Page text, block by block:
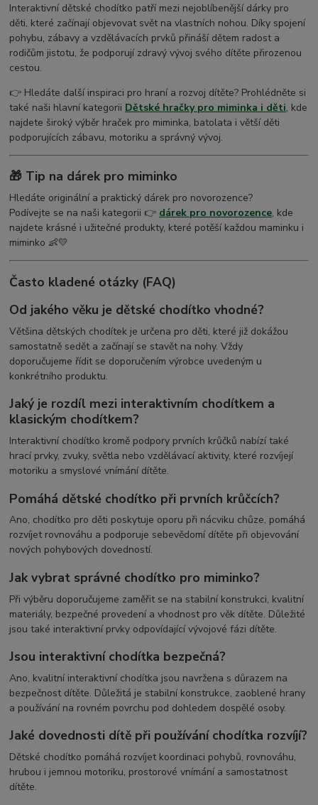
Interaktivní dětské chodítko patří mezi nejoblíbenější dárky pro
děti, které začínají objevovat svět na vlastních nohou. Díky spojení
pohybu, zábavy a vzdělávacích prvků přináší dětem radost a
rodičům jistotu, že podporují zdravý vývoj svého dítěte přirozenou
cestou.
👉 Hledáte další inspiraci pro hraní a rozvoj dítěte? Prohlédněte si
také naši hlavní kategorii Dětské hračky pro miminka i děti, kde
najdete široký výběr hraček pro miminka, batolata i větší děti
podporujících zábavu, motoriku a správný vývoj.
🎁 Tip na dárek pro miminko
Hledáte originální a praktický dárek pro novorozence?
Podívejte se na naši kategorii 👉 dárek pro novorozence, kde
najdete krásné i užitečné produkty, které potěší každou maminku i
miminko 👶💛
Často kladené otázky (FAQ)
Od jakého věku je dětské chodítko vhodné?
Většina dětských chodítek je určena pro děti, které již dokážou
samostatně sedět a začínají se stavět na nohy. Vždy
doporučujeme řídit se doporučením výrobce uvedeným u
konkrétního produktu.
Jaký je rozdíl mezi interaktivním chodítkem a
klasickým chodítkem?
Interaktivní chodítko kromě podpory prvních krůčků nabízí také
hrací prvky, zvuky, světla nebo vzdělávací aktivity, které rozvíjejí
motoriku a smyslové vnímání dítěte.
Pomáhá dětské chodítko při prvních krůčcích?
Ano, chodítko pro děti poskytuje oporu při nácviku chůze, pomáhá
rozvíjet rovnováhu a podporuje sebevědomí dítěte při objevování
nových pohybových dovedností.
Jak vybrat správné chodítko pro miminko?
Při výběru doporučujeme zaměřit se na stabilní konstrukci, kvalitní
materiály, bezpečné provedení a vhodnost pro věk dítěte. Důležité
jsou také interaktivní prvky odpovídající vývojové fázi dítěte.
Jsou interaktivní chodítka bezpečná?
Ano, kvalitní interaktivní chodítka jsou navržena s důrazem na
bezpečnost dítěte. Důležitá je stabilní konstrukce, zaoblené hrany
a používání na rovném povrchu pod dohledem dospělé osoby.
Jaké dovednosti dítě při používání chodítka rozvíjí?
Dětské chodítko pomáhá rozvíjet koordinaci pohybů, rovnováhu,
hrubou i jemnou motoriku, prostorové vnímání a samostatnost
dítěte.